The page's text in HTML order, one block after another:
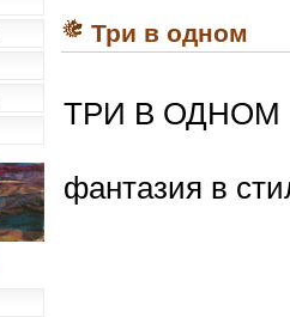
Три в одном
ТРИ В ОДНОМ
фантазия в